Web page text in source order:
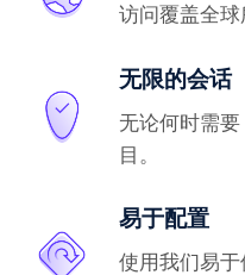
访问覆盖全球
无限的会话
无论何时需
目。
易于配置
使用我们易